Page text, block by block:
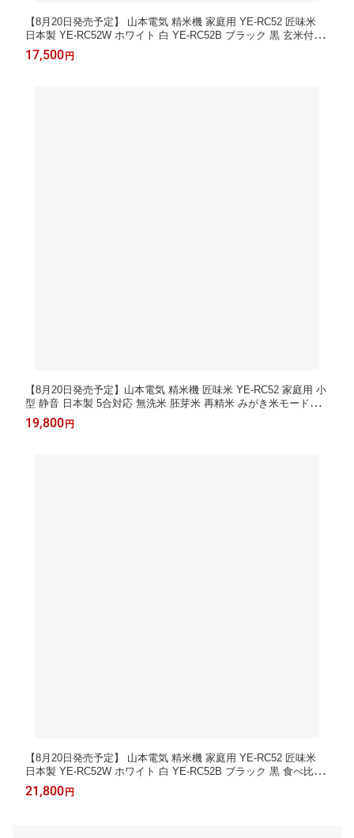
【8月20日発売予定】 山本電気 精米機 家庭用 YE-RC52 匠味米
日本製 YE-RC52W ホワイト 白 YE-RC52B ブラック 黒 玄米付き
（ラッピング不可）
17,500 円
【8月20日発売予定】山本電気 精米機 匠味米 YE-RC52 家庭用 小
型 静音 日本製 5合対応 無洗米 胚芽米 再精米 みがき米モード搭
載 YE-RC52W ホワイト 白 YE-RC52B ブラック 黒 セット（ラッ
ピング不可）
19,800 円
【8月20日発売予定】 山本電気 精米機 家庭用 YE-RC52 匠味米
日本製 YE-RC52W ホワイト 白 YE-RC52B ブラック 黒 食べ比べ
玄米3種セット（ラッピング不可）
21,800 円